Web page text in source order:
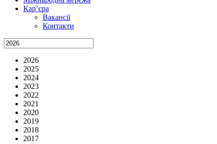
Кар’єра
Вакансії
Контакти
2026
2025
2024
2023
2022
2021
2020
2019
2018
2017